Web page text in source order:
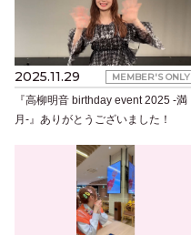
2025.11.29 MEMBER'S ONLY
『高柳明音 birthday event 2025 -満
月-』ありがとうございました！